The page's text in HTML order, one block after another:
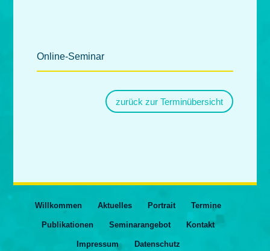
Online-Seminar
zurück zur Terminübersicht
Willkommen Aktuelles Portrait Termine
Publikationen Seminarangebot Kontakt
Impressum Datenschutz